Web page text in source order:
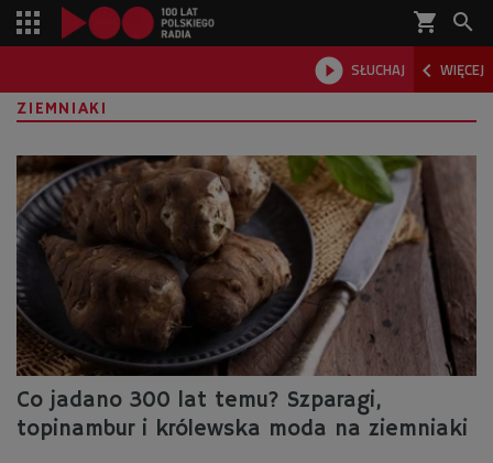
shopping_cart 
 SŁUCHAJ  WIĘCEJ

ZIEMNIAKI
Co jadano 300 lat temu? Szparagi,
topinambur i królewska moda na ziemniaki